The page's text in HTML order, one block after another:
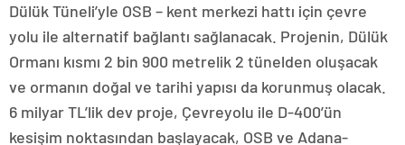
Dülük Tüneli’yle OSB – kent merkezi hattı için çevre
yolu ile alternatif bağlantı sağlanacak. Projenin, Dülük
Ormanı kısmı 2 bin 900 metrelik 2 tünelden oluşacak
ve ormanın doğal ve tarihi yapısı da korunmuş olacak.
6 milyar TL’lik dev proje, Çevreyolu ile D-400’ün
kesişim noktasından başlayacak, OSB ve Adana-